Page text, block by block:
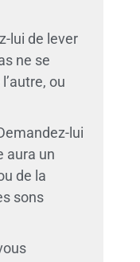
lui de lever
ne se
ou
lui
aura un
de la
sons